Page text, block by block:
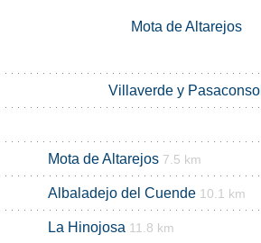
Mota de Altarejos
Villaverde y Pasaconsol
Mota de Altarejos 7.5 km
Albaladejo del Cuende 10.1 km
La Hinojosa 11.8 km